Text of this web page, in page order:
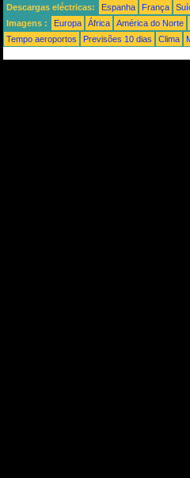
Descargas eléctricas:
Espanha França
Imagens :
Europa África América do Norte
Tempo aeroportos
Previsões 10 dias Clima